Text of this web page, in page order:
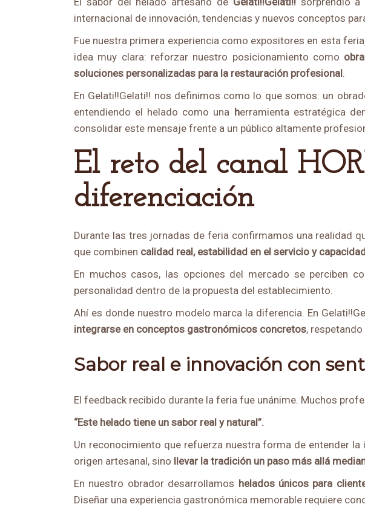
internacional de innovación, tendencias y nuevos conceptos
Fue nuestra primera experiencia como expositores en esta
idea muy clara: reforzar nuestro posicionamiento como
soluciones personalizadas para la restauración profesional.
En Gelati!!Gelati!! nos definimos como lo que somos: un
entendiendo el helado como una herramienta estratégica
consolidar este mensaje frente a un público altamente
El reto del canal HORECA: calidad, estabilidad y
diferenciación
Durante las tres jornadas de feria confirmamos una realidad
que combinen calidad real, estabilidad en el servicio y
En muchos casos, las opciones del mercado se perciben
personalidad dentro de la propuesta del establecimiento.
Ahí es donde nuestro modelo marca la diferencia. En
integrarse en conceptos gastronómicos concretos,
Sabor real e innovación con
El feedback recibido durante la feria fue unánime. Muchos
“Este helado tiene un sabor real y natural”.
Un reconocimiento que refuerza nuestra forma de entender
origen artesanal, sino llevar la tradición un paso más allá
En nuestro obrador desarrollamos helados únicos para
Diseñar una experiencia gastronómica memorable requiere